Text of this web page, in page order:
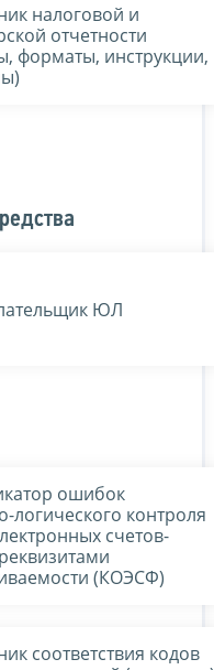
налоговой и
отчетности
форматы, инструкции,
ЮЛ
ошибок
логического контроля
счетов-
(КОЭСФ)
соответствия кодов